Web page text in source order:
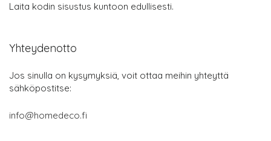
Laita kodin sisustus kuntoon edullisesti.
Yhteydenotto
Jos sinulla on kysymyksiä, voit ottaa meihin yhteyttä
sähköpostitse:
info@homedeco.fi